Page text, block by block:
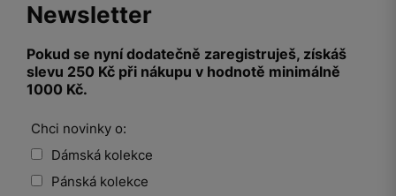
Newsletter
Pokud se nyní dodatečně zaregistruješ, získáš
slevu 250 Kč při nákupu v hodnotě minimálně
1000 Kč.
Chci novinky o:
Dámská kolekce
Pánská kolekce